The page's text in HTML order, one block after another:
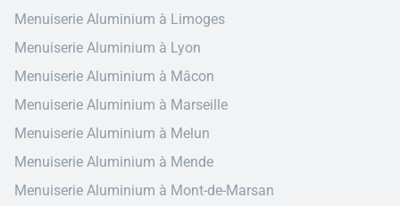
Menuiserie Aluminium à Limoges
Menuiserie Aluminium à Lyon
Menuiserie Aluminium à Mâcon
Menuiserie Aluminium à Marseille
Menuiserie Aluminium à Melun
Menuiserie Aluminium à Mende
Menuiserie Aluminium à Mont-de-Marsan